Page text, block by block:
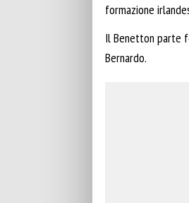
formazione
Il Benetton parte
Bernardo.